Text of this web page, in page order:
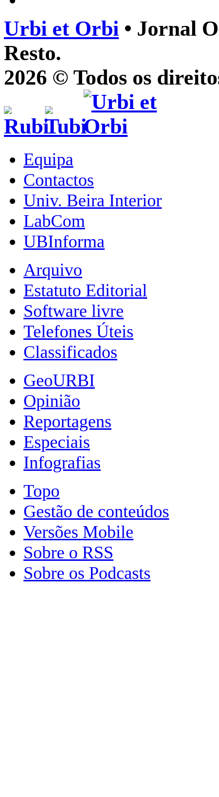
Urbi et Orbi • Jornal
Resto.
2026 © Todos os
Equipa
Contactos
Univ. Beira Interior
LabCom
UBInforma
Arquivo
Estatuto Editorial
Software livre
Telefones Úteis
Classificados
GeoURBI
Opinião
Reportagens
Especiais
Infografias
Topo
Gestão de conteúdos
Versões Mobile
Sobre o RSS
Sobre os Podcasts